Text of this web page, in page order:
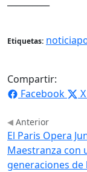
Etiquetas:
Compartir:
Facebook
X
Anterior
El Paris Opera
Maestranza con
generaciones de